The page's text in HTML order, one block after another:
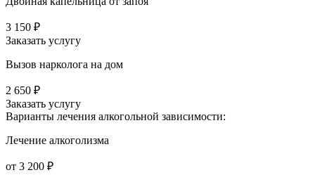
3 150 ₽
Заказать услугу
Вызов нарколога на дом
2 650 ₽
Заказать услугу
Варианты лечения алкогольной зависимости:
Лечение алкоголизма
от 3 200 ₽